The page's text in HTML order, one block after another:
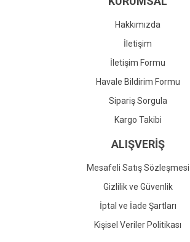
Gönder
Hakkımızda
İletişim
İletişim Formu
Havale Bildirim Formu
Sipariş Sorgula
Kargo Takibi
ALIŞVERİŞ
Mesafeli Satış Sözleşmesi
Gizlilik ve Güvenlik
İptal ve İade Şartları
Kişisel Veriler Politikası